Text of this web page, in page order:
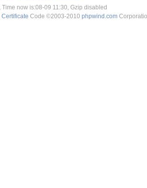
now is:08-09 11:30, Gzip disabled
Certificate Code ©2003-2010 phpwind.com